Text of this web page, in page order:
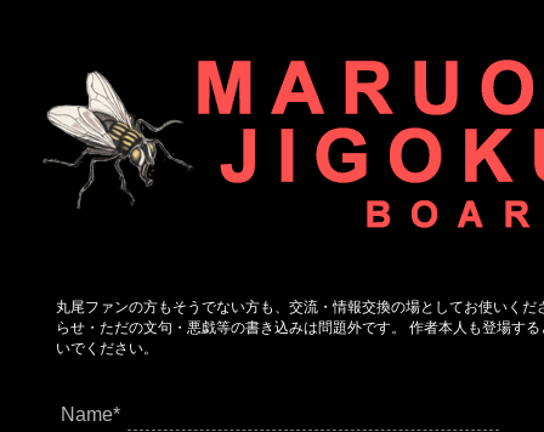
丸尾ファンの方もそうでない方も、交流・情報交換の場としてお使いくだ
らせ・ただの文句・悪戯等の書き込みは問題外です。 作者本人も登場す
いでください。
Name*